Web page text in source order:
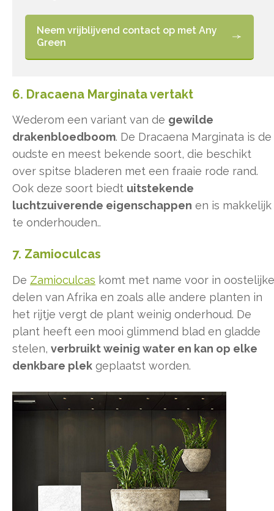
Neem vrijblijvend contact op met Any
Green
6. Dracaena Marginata vertakt
Wederom een variant van de gewilde
drakenbloedboom. De Dracaena Marginata is de
oudste en meest bekende soort, die beschikt
over spitse bladeren met een fraaie rode rand.
Ook deze soort biedt uitstekende
luchtzuiverende eigenschappen en is makkelijk
te onderhouden..
7. Zamioculcas
De Zamioculcas komt met name voor in oostelijke
delen van Afrika en zoals alle andere planten in
het rijtje vergt de plant weinig onderhoud. De
plant heeft een mooi glimmend blad en gladde
stelen, verbruikt weinig water en kan op elke
denkbare plek geplaatst worden.